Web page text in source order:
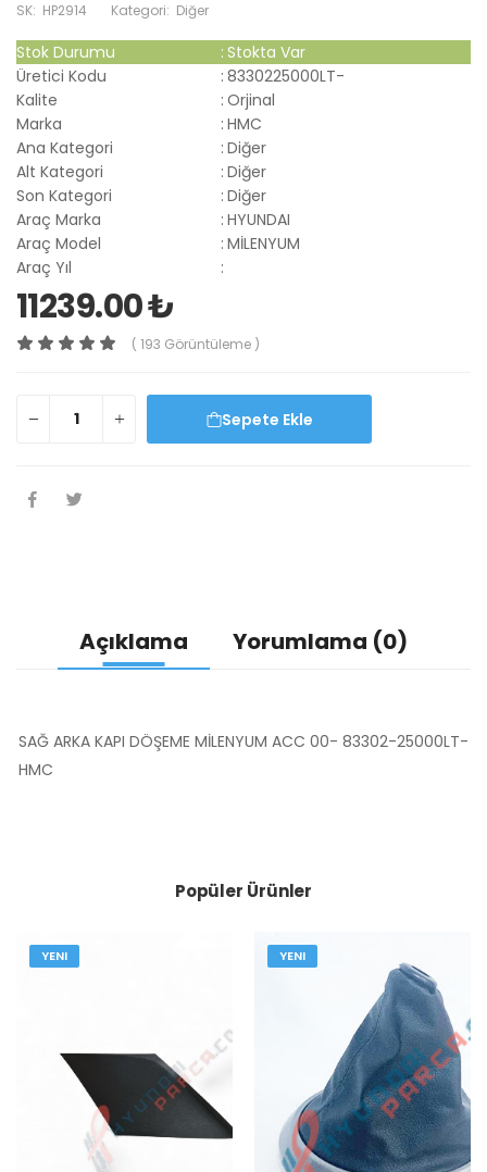
SK: HP2914 Kategori: Diğer
Stok Durumu : Stokta Var
Üretici Kodu
: 8330225000LT-
Kalite
: Orjinal
Marka
: HMC
Ana Kategori
: Diğer
Alt Kategori
: Diğer
Son Kategori
: Diğer
Araç Marka
: HYUNDAI
Araç Model
: MİLENYUM
Araç Yıl
:
11239.00 ₺
( 193 Görüntüleme )
Sepete Ekle
Açıklama Yorumlama (0)
SAĞ ARKA KAPI DÖŞEME MİLENYUM ACC 00- 83302-25000LT-
HMC
Popüler Ürünler
YENI YENI